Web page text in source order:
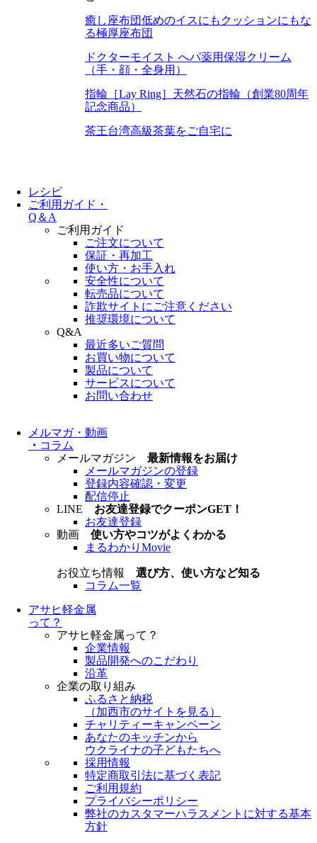
癒し座布団低めのイスにもクッションにもな
る極厚座布団
ドクターモイスト へパ薬用保湿クリーム
（手・顔・全身用）
指輪［Lay Ring］ 天然石の指輪（創業80周年
記念商品）
茶王台湾高級茶葉をご自宅に
レシピ
ご利用ガイド・
Q＆A
ご利用ガイド
ご注文について
保証・再加工
使い方・お手入れ
安全性について
転売品について
詐欺サイトにご注意ください
推奨環境について
Q&A
最近多いご質問
お買い物について
製品について
サービスについて
お問い合わせ
メルマガ・動画
・ コラム
メールマガジン 最新情報をお届け
メールマガジンの登録
登録内容確認・変更
配信停止
LINE お友達登録でクーポンGET！
お友達登録
動画 使い方やコツがよくわかる
まるわかりMovie
お役立ち情報 選び方、使い方など知る
コラム一覧
アサヒ軽金属
って？
アサヒ軽金属って？
企業情報
製品開発へのこだわり
沿革
企業の取り組み
ふるさと納税
（加西市のサイトを見る ）
チャリティーキャンペーン
あなたのキッチンから
ウクライナの子どもたちへ
採用情報
特定商取引法に基づく表記
ご利用規約
プライバシーポリシー
弊社のカスタマーハラスメントに対する基本
方針